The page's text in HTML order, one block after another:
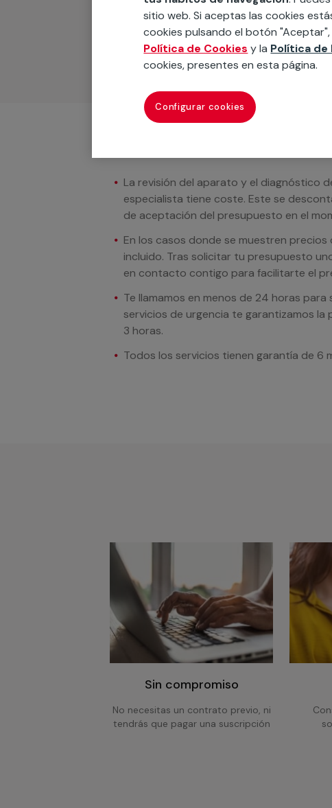
Podemos ofrecer cualquier servicio a
materiales, equipamientos,
cuando te llamemos.
La revisión del aparato y el diagnóstico
especialista tiene coste. Este se
de aceptación del presupuesto en el
En los casos donde se muestren
incluido. Tras solicitar tu presupuesto
en contacto contigo para facilitarte el
Te llamamos en menos de 24 horas
servicios de urgencia te garantizamos
3 horas.
Todos los servicios tienen garantía de 6
Sin compromiso
No necesitas un contrato previo, ni
tendrás que pagar una suscripción
sitio web. Si aceptas las cookies
cookies pulsando el botón
Política de Cookies y la Política de
cookies, presentes en esta página.
Configurar cookies